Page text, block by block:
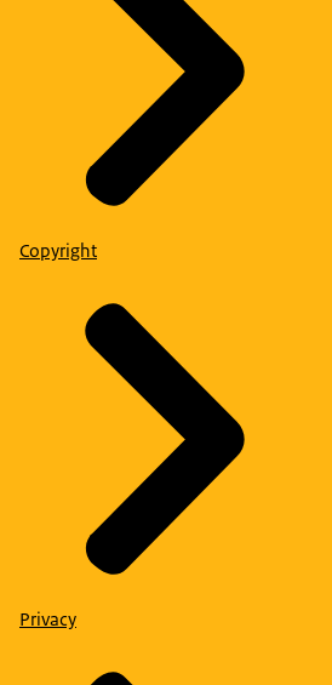
Copyright
Privacy